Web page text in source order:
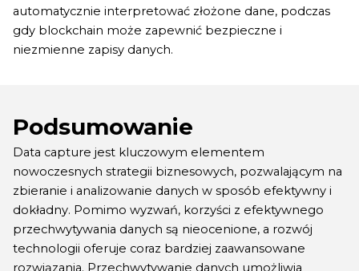
automatycznie interpretować złożone dane, podczas
gdy blockchain może zapewnić bezpieczne i
niezmienne zapisy danych.
Podsumowanie
Data capture jest kluczowym elementem
nowoczesnych strategii biznesowych, pozwalającym na
zbieranie i analizowanie danych w sposób efektywny i
dokładny. Pomimo wyzwań, korzyści z efektywnego
przechwytywania danych są nieocenione, a rozwój
technologii oferuje coraz bardziej zaawansowane
rozwiązania. Przechwytywanie danych umożliwia